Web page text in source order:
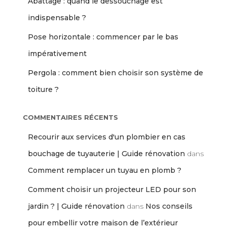
indispensable ?
Pose horizontale : commencer par le bas
impérativement
Pergola : comment bien choisir son système de
toiture ?
COMMENTAIRES RÉCENTS
Recourir aux services d'un plombier en cas
bouchage de tuyauterie | Guide rénovation dans
Comment remplacer un tuyau en plomb ?
Comment choisir un projecteur LED pour son
jardin ? | Guide rénovation dans Nos conseils
pour embellir votre maison de l’extérieur